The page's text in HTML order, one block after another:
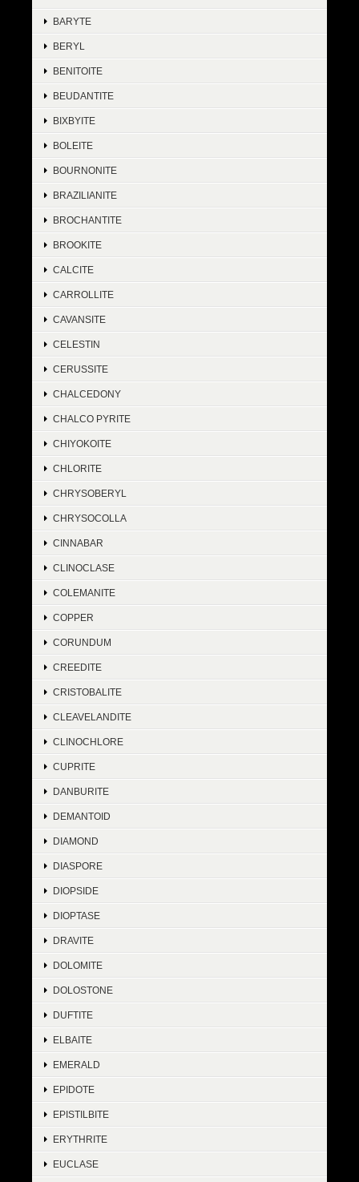
BARYTE
BERYL
BENITOITE
BEUDANTITE
BIXBYITE
BOLEITE
BOURNONITE
BRAZILIANITE
BROCHANTITE
BROOKITE
CALCITE
CARROLLITE
CAVANSITE
CELESTIN
CERUSSITE
CHALCEDONY
CHALCO PYRITE
CHIYOKOITE
CHLORITE
CHRYSOBERYL
CHRYSOCOLLA
CINNABAR
CLINOCLASE
COLEMANITE
COPPER
CORUNDUM
CREEDITE
CRISTOBALITE
CLEAVELANDITE
CLINOCHLORE
CUPRITE
DANBURITE
DEMANTOID
DIAMOND
DIASPORE
DIOPSIDE
DIOPTASE
DRAVITE
DOLOMITE
DOLOSTONE
DUFTITE
ELBAITE
EMERALD
EPIDOTE
EPISTILBITE
ERYTHRITE
EUCLASE